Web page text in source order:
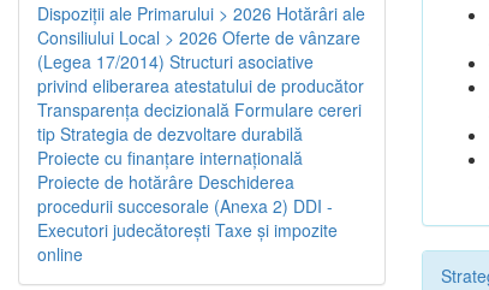
Dispoziţii ale Primarului > 2026 Hotărâri ale
Consiliului Local > 2026 Oferte de vânzare
(Legea 17/2014) Structuri asociative
privind eliberarea atestatului de producător
Transparenţa decizională Formulare cereri
tip Strategia de dezvoltare durabilă
Proiecte cu finanţare internaţională
Proiecte de hotărâre Deschiderea
procedurii succesorale (Anexa 2) DDI -
Executori judecătorești Taxe şi impozite
online